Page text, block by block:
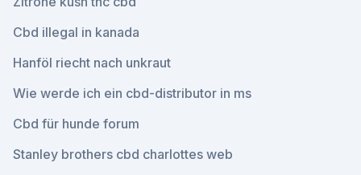
Cbd illegal in kanada
Hanföl riecht nach unkraut
Wie werde ich ein cbd-distributor in ms
Cbd für hunde forum
Stanley brothers cbd charlottes web